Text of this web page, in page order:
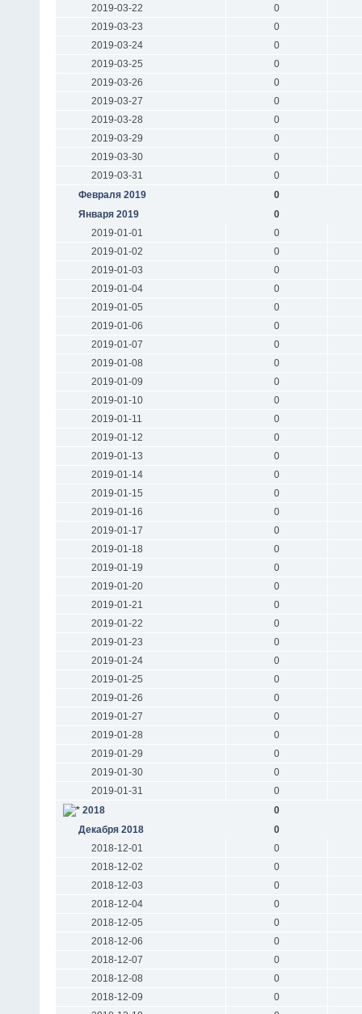
2019-03-22
0
2019-03-23
0
2019-03-24
0
2019-03-25
0
2019-03-26
0
2019-03-27
0
2019-03-28
0
2019-03-29
0
2019-03-30
0
2019-03-31
0
Февраля 2019
0
Января 2019
0
2019-01-01
0
2019-01-02
0
2019-01-03
0
2019-01-04
0
2019-01-05
0
2019-01-06
0
2019-01-07
0
2019-01-08
0
2019-01-09
0
2019-01-10
0
2019-01-11
0
2019-01-12
0
2019-01-13
0
2019-01-14
0
2019-01-15
0
2019-01-16
0
2019-01-17
0
2019-01-18
0
2019-01-19
0
2019-01-20
0
2019-01-21
0
2019-01-22
0
2019-01-23
0
2019-01-24
0
2019-01-25
0
2019-01-26
0
2019-01-27
0
2019-01-28
0
2019-01-29
0
2019-01-30
0
2019-01-31
0
2018
0
Декабря 2018
0
2018-12-01
0
2018-12-02
0
2018-12-03
0
2018-12-04
0
2018-12-05
0
2018-12-06
0
2018-12-07
0
2018-12-08
0
2018-12-09
0